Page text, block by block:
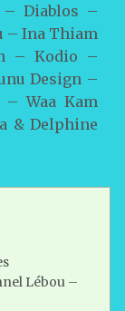
– Diablos –
– Ina Thiam
– Kodio –
Design –
Waa Kam
& Delphine
Lébou –